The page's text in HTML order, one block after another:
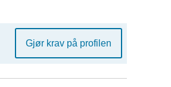
Gjør krav på profilen